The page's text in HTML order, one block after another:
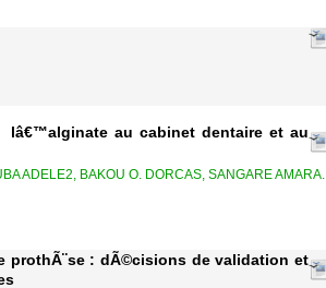
lâ€™alginate au cabinet dentaire et au
ADELE2, BAKOU O. DORCAS, SANGARE AMARA.
prothÃ¨se : dÃ©cisions de validation et